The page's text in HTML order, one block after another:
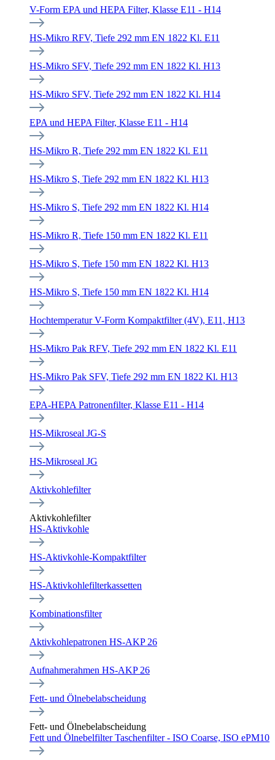
V-Form EPA und HEPA Filter, Klasse E11 - H14
HS-Mikro RFV, Tiefe 292 mm EN 1822 Kl. E11
HS-Mikro SFV, Tiefe 292 mm EN 1822 Kl. H13
HS-Mikro SFV, Tiefe 292 mm EN 1822 Kl. H14
EPA und HEPA Filter, Klasse E11 - H14
HS-Mikro R, Tiefe 292 mm EN 1822 Kl. E11
HS-Mikro S, Tiefe 292 mm EN 1822 Kl. H13
HS-Mikro S, Tiefe 292 mm EN 1822 Kl. H14
HS-Mikro R, Tiefe 150 mm EN 1822 Kl. E11
HS-Mikro S, Tiefe 150 mm EN 1822 Kl. H13
HS-Mikro S, Tiefe 150 mm EN 1822 Kl. H14
Hochtemperatur V-Form Kompaktfilter (4V), E11, H13
HS-Mikro Pak RFV, Tiefe 292 mm EN 1822 Kl. E11
HS-Mikro Pak SFV, Tiefe 292 mm EN 1822 Kl. H13
EPA-HEPA Patronenfilter, Klasse E11 - H14
HS-Mikroseal JG-S
HS-Mikroseal JG
Aktivkohlefilter
Aktivkohlefilter
HS-Aktivkohle
HS-Aktivkohle-Kompaktfilter
HS-Aktivkohlefilterkassetten
Kombinationsfilter
Aktivkohlepatronen HS-AKP 26
Aufnahmerahmen HS-AKP 26
Fett- und Ölnebelabscheidung
Fett- und Ölnebelabscheidung
Fett und Ölnebelfilter Taschenfilter - ISO Coarse, ISO ePM10